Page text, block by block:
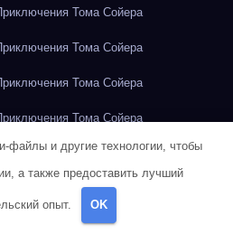
Тома Сойера
Тома Сойера
Тома Сойера
Тома Сойера
Тома Сойера
Тома Сойера
Тома Сойера
файлы и другие технологии, чтобы
а также предоставить лучший
опыт. OK